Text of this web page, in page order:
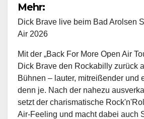
Mehr:
Dick Brave live beim Bad Arolsen
Air 2026
Mit der „Back For More Open Air
Dick Brave den Rockabilly zurück
Bühnen – lauter, mitreißender und
denn je. Nach der nahezu
setzt der charismatische
Air-Feeling und macht dabei auch